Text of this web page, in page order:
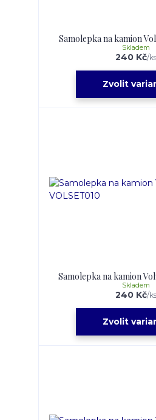
Samolepka na kamion
240 Kč/ks
Skladem
Zvolit
Samolepka na kamion
240 Kč/ks
Skladem
Zvolit